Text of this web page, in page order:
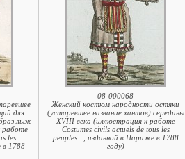
для
лыж
работе
les
в 1788
08-000068
Женский костюм народности остяки
(устаревшее название хантов) середины
XVIII века (иллюстрация к работе
Costumes civils actuels de tous les
peuples..., изданной в Париже в 1788
году)